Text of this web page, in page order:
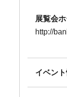
展覧会
http://
イベン